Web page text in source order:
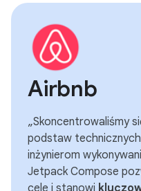
Airbnb
„Skoncentrowaliśmy
podstaw technicznych
inżynierom
Jetpack Compose
cele i stanowi